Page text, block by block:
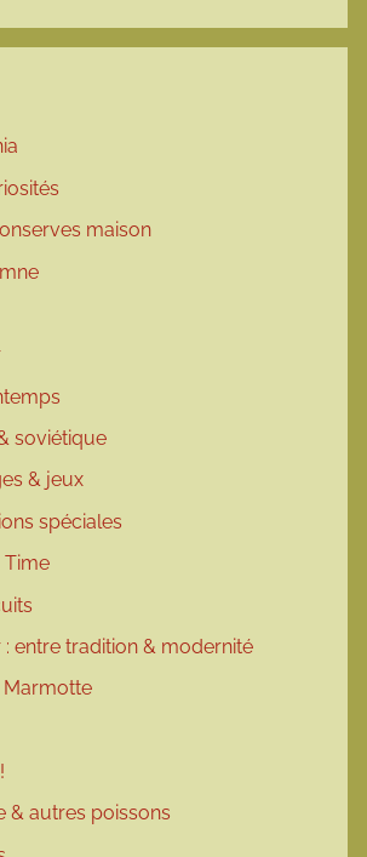
maison
soviétique
& jeux
spéciales
Time
entre tradition & modernité
Marmotte
& autres poissons